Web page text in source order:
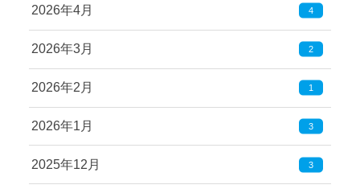
2026年4月 4
2026年3月 2
2026年2月 1
2026年1月 3
2025年12月 3